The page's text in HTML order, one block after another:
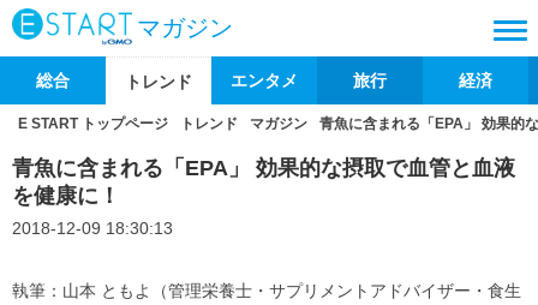
マガジン
総合 トレンド エンタメ 旅行 経済
E START トップページ トレンド マガジン 青魚に含まれる「EPA」 効果的
青魚に含まれる「EPA」 効果的な摂取で血管と血液
を健康に！
2018-12-09 18:30:13
執筆：山本 ともよ（管理栄養士・サプリメントアドバイザー・食生